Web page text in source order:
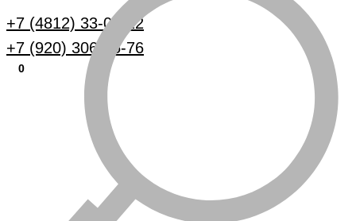
+7 (4812) 33-00-22
+7 (920) 306-25-76
0